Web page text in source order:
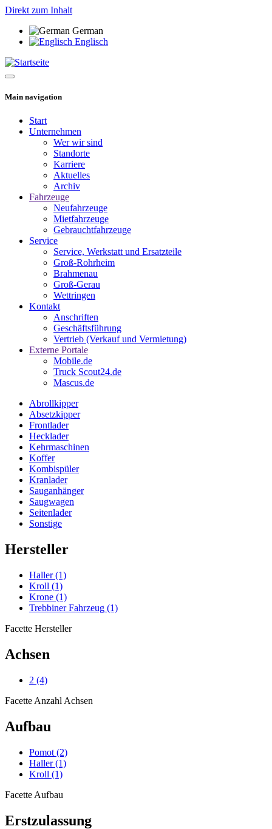
Direkt zum Inhalt
German
Englisch
Main navigation
Start
Unternehmen
Wer wir sind
Standorte
Karriere
Aktuelles
Archiv
Fahrzeuge
Neufahrzeuge
Mietfahrzeuge
Gebrauchtfahrzeuge
Service
Service, Werkstatt und Ersatzteile
Groß-Rohrheim
Brahmenau
Groß-Gerau
Wettringen
Kontakt
Anschriften
Geschäftsführung
Vertrieb (Verkauf und Vermietung)
Externe Portale
Mobile.de
Truck Scout24.de
Mascus.de
Abrollkipper
Absetzkipper
Frontlader
Hecklader
Kehrmaschinen
Koffer
Kombispüler
Kranlader
Sauganhänger
Saugwagen
Seitenlader
Sonstige
Hersteller
Haller (1)
Kroll (1)
Krone (1)
Trebbiner Fahrzeug (1)
Facette Hersteller
Achsen
2 (4)
Facette Anzahl Achsen
Aufbau
Pomot (2)
Haller (1)
Kroll (1)
Facette Aufbau
Erstzulassung